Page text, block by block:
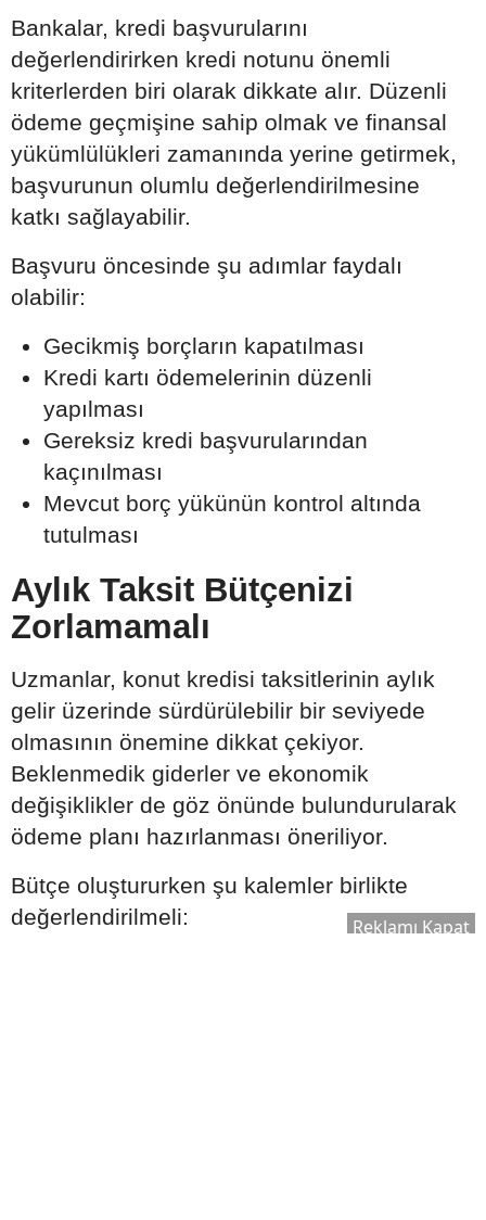
Bankalar, kredi başvurularını
değerlendirirken kredi notunu önemli
kriterlerden biri olarak dikkate alır. Düzenli
ödeme geçmişine sahip olmak ve finansal
yükümlülükleri zamanında yerine getirmek,
başvurunun olumlu değerlendirilmesine
katkı sağlayabilir.
Başvuru öncesinde şu adımlar faydalı
olabilir:
Gecikmiş borçların kapatılması
Kredi kartı ödemelerinin düzenli
yapılması
Gereksiz kredi başvurularından
kaçınılması
Mevcut borç yükünün kontrol altında
tutulması
Aylık Taksit Bütçenizi
Zorlamamalı
Uzmanlar, konut kredisi taksitlerinin aylık
gelir üzerinde sürdürülebilir bir seviyede
olmasının önemine dikkat çekiyor.
Beklenmedik giderler ve ekonomik
değişiklikler de göz önünde bulundurularak
ödeme planı hazırlanması öneriliyor.
Bütçe oluştururken şu kalemler birlikte
değerlendirilmeli:
Reklamı Kapat